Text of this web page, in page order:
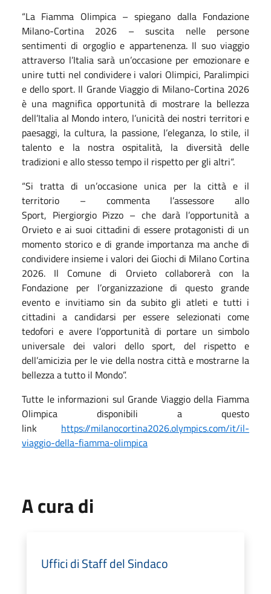
“La Fiamma Olimpica – spiegano dalla Fondazione
Milano-Cortina 2026 – suscita nelle persone
sentimenti di orgoglio e appartenenza. Il suo viaggio
attraverso l’Italia sarà un’occasione per emozionare e
unire tutti nel condividere i valori Olimpici, Paralimpici
e dello sport. Il Grande Viaggio di Milano-Cortina 2026
è una magnifica opportunità di mostrare la bellezza
dell’Italia al Mondo intero, l’unicità dei nostri territori e
paesaggi, la cultura, la passione, l’eleganza, lo stile, il
talento e la nostra ospitalità, la diversità delle
tradizioni e allo stesso tempo il rispetto per gli altri“.
“Si tratta di un’occasione unica per la città e il
territorio – commenta l’assessore allo
Sport, Piergiorgio Pizzo – che darà l’opportunità a
Orvieto e ai suoi cittadini di essere protagonisti di un
momento storico e di grande importanza ma anche di
condividere insieme i valori dei Giochi di Milano Cortina
2026. Il Comune di Orvieto collaborerà con la
Fondazione per l’organizzazione di questo grande
evento e invitiamo sin da subito gli atleti e tutti i
cittadini a candidarsi per essere selezionati come
tedofori e avere l’opportunità di portare un simbolo
universale dei valori dello sport, del rispetto e
dell’amicizia per le vie della nostra città e mostrarne la
bellezza a tutto il Mondo”.
Tutte le informazioni sul Grande Viaggio della Fiamma
Olimpica disponibili a questo
link https://milanocortina2026.olympics.com/it/il-
viaggio-della-fiamma-olimpica
A cura di
Uffici di Staff del Sindaco